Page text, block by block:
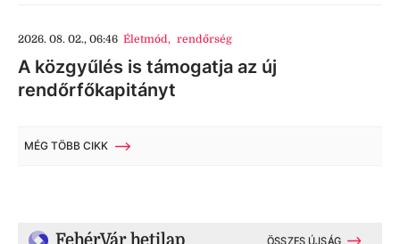
2026. 08. 02., 06:46 Életmód, rendőrség
A közgyűlés is támogatja az új
rendőrfőkapitányt
MÉG TÖBB CIKK
ÖSSZES ÚJSÁG